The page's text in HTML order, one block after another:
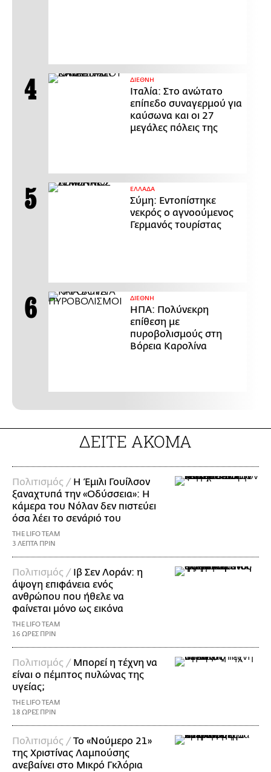
ΔΙΕΘΝΗ
Ιταλία: Στο ανώτατο
επίπεδο συναγερμού για
καύσωνα και οι 27
μεγάλες πόλεις της
ΕΛΛΑΔΑ
Σύμη: Εντοπίστηκε
νεκρός ο αγνοούμενος
Γερμανός τουρίστας
ΔΙΕΘΝΗ
ΗΠΑ: Πολύνεκρη
επίθεση με
πυροβολισμούς στη
Βόρεια Καρολίνα
ΔΕΙΤΕ ΑΚΟΜΑ
Πολιτισμός / Η Έμιλι Γουίλσον
ξαναχτυπά την «Οδύσσεια»: Η
κάμερα του Νόλαν δεν πιστεύει
όσα λέει το σενάριό του
THE LIFO TEAM
3 ΛΕΠΤΑ ΠΡΙΝ
Πολιτισμός / Ιβ Σεν Λοράν: η
άψογη επιφάνεια ενός
ανθρώπου που ήθελε να
φαίνεται μόνο ως εικόνα
THE LIFO TEAM
16 ΩΡΕΣ ΠΡΙΝ
Πολιτισμός / Μπορεί η τέχνη να
είναι ο πέμπτος πυλώνας της
υγείας;
THE LIFO TEAM
18 ΩΡΕΣ ΠΡΙΝ
Πολιτισμός /Το «Νούμερο 21»
της Χριστίνας Λαμπούσης
ανεβαίνει στο Μικρό Γκλόρια